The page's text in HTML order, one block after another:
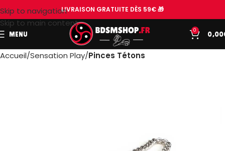
Skip to navigation
Skip to main content
LIVRAISON GRATUITE DÈS 59€ 🎁
MENU
0
0,00
Accueil Sensation Play Pinces Tétons